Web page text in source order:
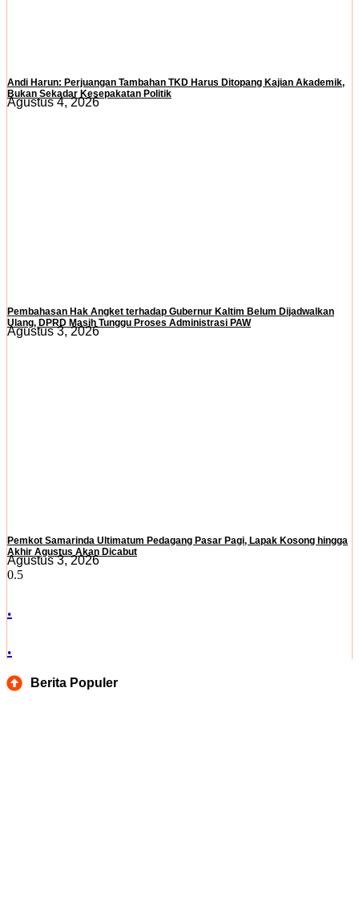
Andi Harun: Perjuangan Tambahan TKD Harus Ditopang Kajian Akademik,
Bukan Sekadar Kesepakatan Politik
Agustus 4, 2026
Pembahasan Hak Angket terhadap Gubernur Kaltim Belum Dijadwalkan
Ulang, DPRD Masih Tunggu Proses Administrasi PAW
Agustus 3, 2026
Pemkot Samarinda Ultimatum Pedagang Pasar Pagi, Lapak Kosong hingga
Akhir Agustus Akan Dicabut
Agustus 3, 2026
.
.
Berita Populer